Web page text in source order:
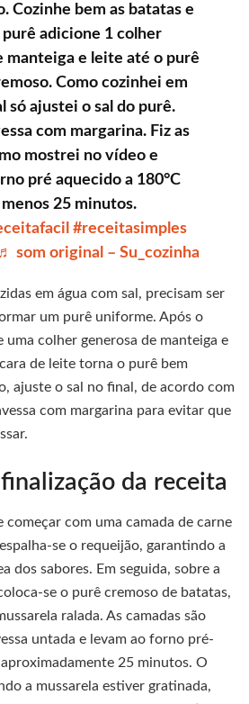
Cozinhe bem as batatas e
purê adicione 1 colher
manteiga e leite até o purê
Como cozinhei em
só ajustei o sal do purê.
com margarina. Fiz as
mostrei no vídeo e
pré aquecido a 180°C
25 minutos.
#receitasimples
som original – Su_cozinha
em água com sal, precisam ser
um purê uniforme. Após o
uma colher generosa de manteiga e
de leite torna o purê bem
ajuste o sal no final, de acordo com
com margarina para evitar que
da receita
começar com uma camada de carne
se o requeijão, garantindo a
dos sabores. Em seguida, sobre a
se o purê cremoso de batatas,
ralada. As camadas são
untada e levam ao forno pré-
25 minutos. O
a mussarela estiver gratinada,